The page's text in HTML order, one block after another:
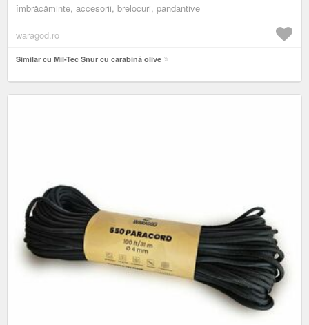
îmbrăcăminte, accesorii, brelocuri, pandantive
waragod.ro
Similar cu Mil-Tec Șnur cu carabină olive